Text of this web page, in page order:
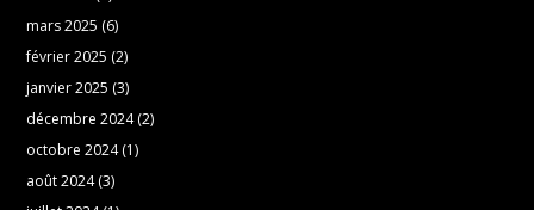
mars 2025 (6)
février 2025 (2)
janvier 2025 (3)
décembre 2024(2)
octobre 2024(1)
août 2024(3)